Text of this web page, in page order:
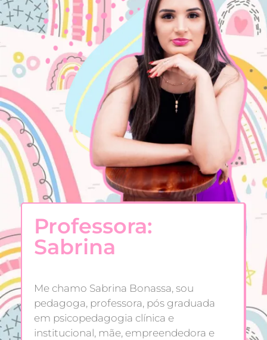
Professora:
Sabrina
Me chamo Sabrina Bonassa, sou
pedagoga, professora, pós graduada
em psicopedagogia clínica e
institucional, mãe, empreendedora e